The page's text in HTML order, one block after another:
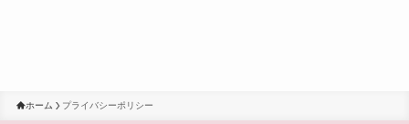
ホーム プライバシーポリシー